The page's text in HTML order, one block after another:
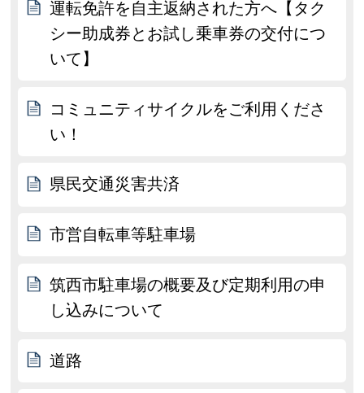
運転免許を自主返納された方へ【タク
シー助成券とお試し乗車券の交付につ
いて】
コミュニティサイクルをご利用くださ
い！
県民交通災害共済
市営自転車等駐車場
筑西市駐車場の概要及び定期利用の申
し込みについて
道路